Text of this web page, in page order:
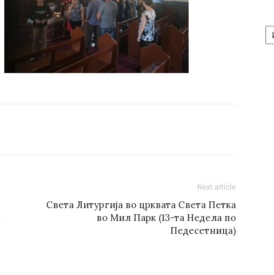
Next article
Света Литургија во црквата Светa Петка
во Мил Парк (13-та Недела по
Педесетница)